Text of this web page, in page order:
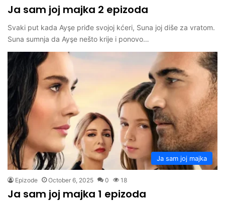
Ja sam joj majka 2 epizoda
Svaki put kada Ayşe priđe svojoj kćeri, Suna joj diše za vratom.
Suna sumnja da Ayşe nešto krije i ponovo…
Ja sam joj majka
Epizode October 6, 2025 0 18
Ja sam joj majka 1 epizoda